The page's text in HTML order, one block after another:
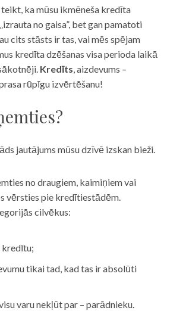
ka mūsu ikmēneša kredīta
no gaisa”, bet gan pamatoti
cits stāsts ir tas, vai mēs spējam
kredīta dzēšanas visa perioda laikā
Kredīts, aizdevums –
rūpīgu izvērtēšanu!
jautājums mūsu dzīvē izskan bieži.
no draugiem, kaimiņiem vai
vērsties pie kredītiestādēm.
cilvēkus:
kredītu;
tikai tad, kad tas ir absolūti
varu nekļūt par – parādnieku.